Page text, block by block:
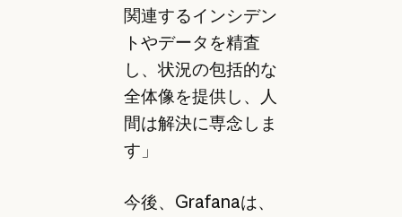
関連するインシデン
トやデータを精査
し、状況の包括的な
全体像を提供し、人
間は解決に専念しま
す」
今後、Grafanaは、